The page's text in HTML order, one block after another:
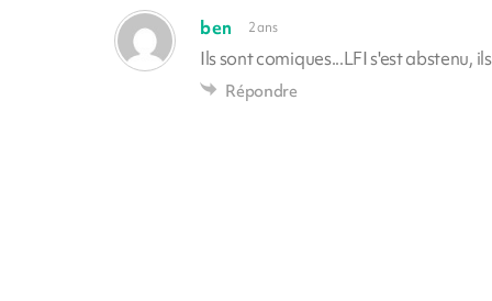
ben 2 ans
Ils sont comiques...LFI s'est abstenu,
Répondre